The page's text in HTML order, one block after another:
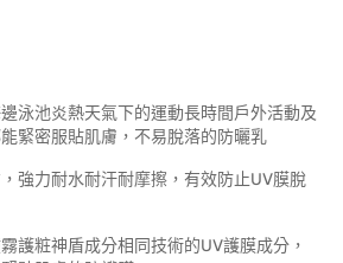
泳池炎熱天氣下的運動長時間戶外活動及
緊密服貼肌膚，不易脫落的防曬乳
強力耐水耐汗耐摩擦，有效防止UV膜脫
護粧神盾成分相同技術的UV護膜成分，